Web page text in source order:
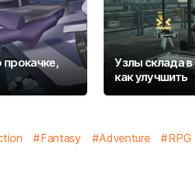
прокачке,
Узлы склада
как улучшить
Fantasy Adventure RPG